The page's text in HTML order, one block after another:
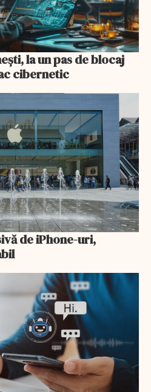
la un pas de blocaj
cibernetic
de iPhone-uri,